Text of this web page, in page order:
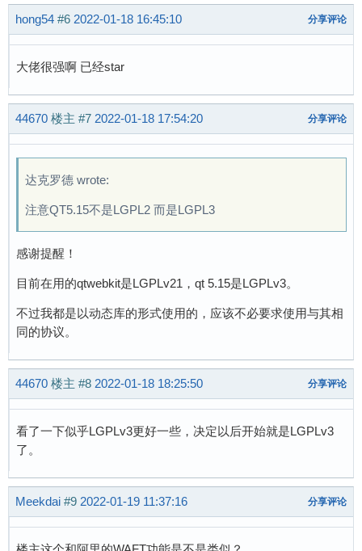
hong54 #6 2022-01-18 16:45:10 分享评论
大佬很强啊 已经star
44670 楼主 #7 2022-01-18 17:54:20 分享评论
达克罗德 wrote:
注意QT5.15不是LGPL2 而是LGPL3
感谢提醒！
目前在用的qtwebkit是LGPLv21，qt 5.15是LGPLv3。
不过我都是以动态库的形式使用的，应该不必要求使用与其相
同的协议。
44670 楼主 #8 2022-01-18 18:25:50 分享评论
看了一下似乎LGPLv3更好一些，决定以后开始就是LGPLv3
了。
Meekdai #9 2022-01-19 11:37:16 分享评论